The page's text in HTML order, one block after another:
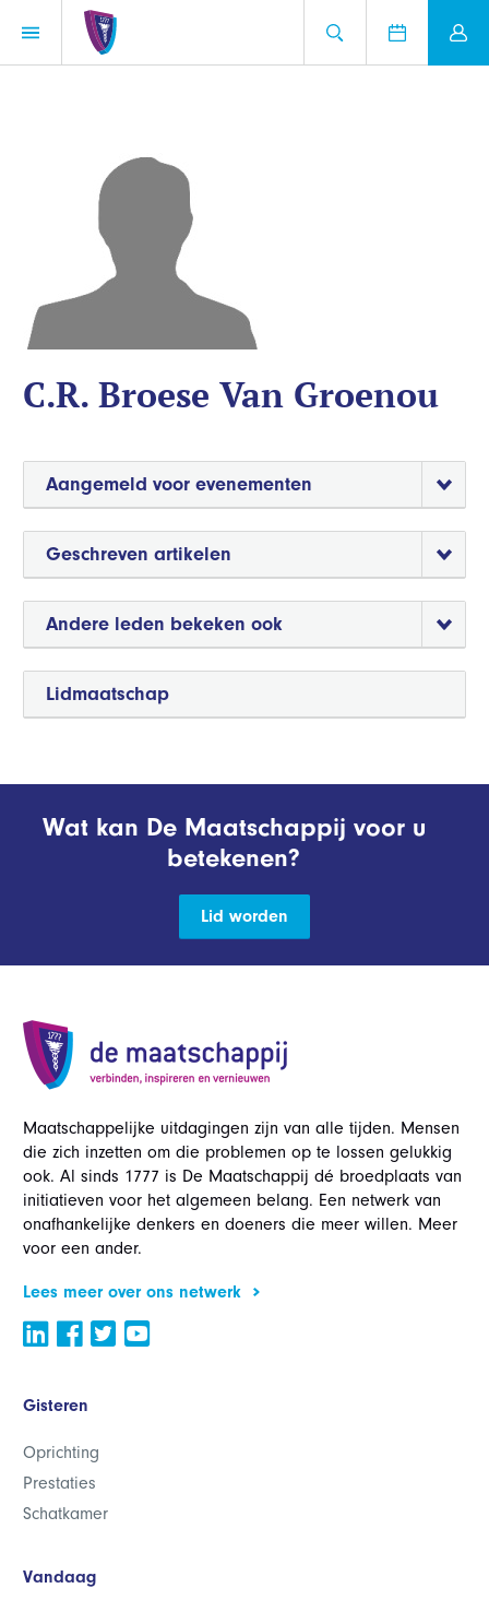
Lidmaatschap
C.R. Broese Van Groenou
Aangemeld voor evenementen
Geschreven artikelen
Andere leden bekeken ook
Wat kan De Maatschappij voor u
betekenen?
Lid worden
Maatschappelijke uitdagingen zijn van alle tijden. Mensen
die zich inzetten om die problemen op te lossen gelukkig
ook. Al sinds 1777 is De Maatschappij dé broedplaats van
initiatieven voor het algemeen belang. Een netwerk van
onafhankelijke denkers en doeners die meer willen. Meer
voor een ander.
Lees meer over ons netwerk
Gisteren
Oprichting
Prestaties
Schatkamer
Vandaag